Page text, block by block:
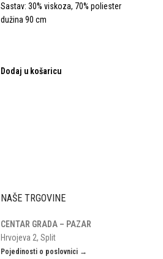
Sastav: 30% viskoza, 70% poliester
dužina 90 cm
Dodaj u košaricu
NAŠE TRGOVINE
CENTAR GRADA – PAZAR
Hrvojeva 2, Split
Pojedinosti o poslovnici →